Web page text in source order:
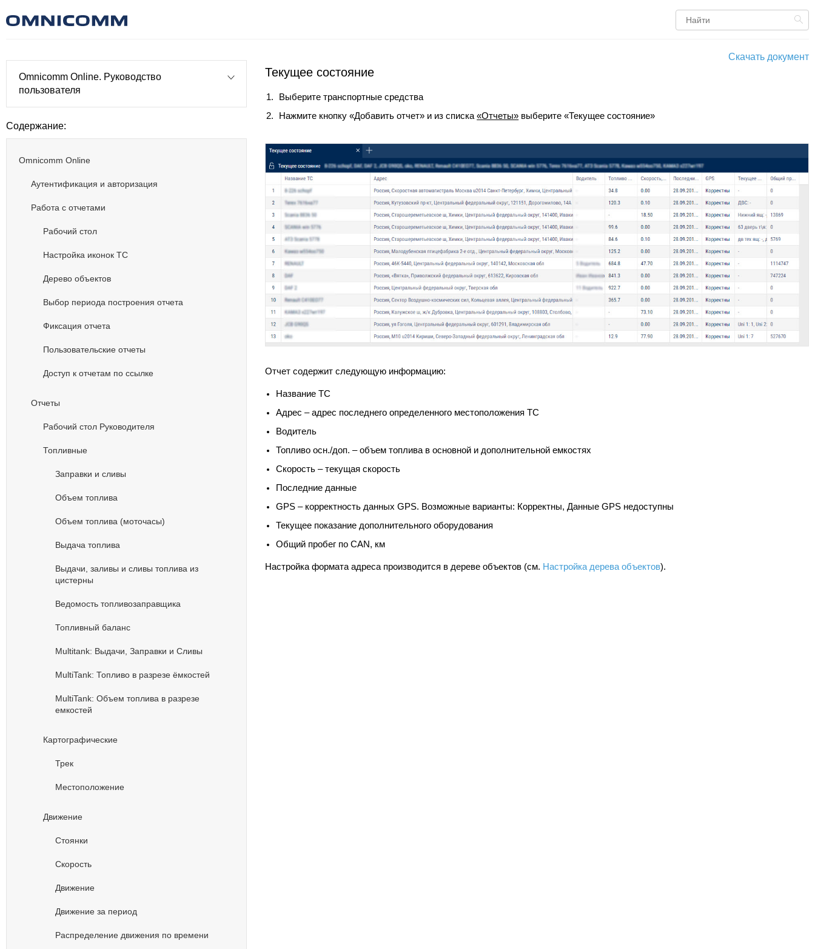
Omnicomm Online. Руководство
пользователя
Содержание:
Omnicomm Online
Аутентификация и авторизация
Работа с отчетами
Рабочий стол
Настройка иконок ТС
Дерево объектов
Выбор периода построения отчета
Фиксация отчета
Пользовательские отчеты
Доступ к отчетам по ссылке
Отчеты
Рабочий стол Руководителя
Топливные
Заправки и сливы
Объем топлива
Объем топлива (моточасы)
Выдача топлива
Выдачи, заливы и сливы топлива из
цистерны
Ведомость топливозаправщика
Топливный баланс
Multitank: Выдачи, Заправки и Сливы
MultiTank: Топливо в разрезе ёмкостей
MultiTank: Объем топлива в разрезе
емкостей
Картографические
Трек
Местоположение
Движение
Стоянки
Скорость
Движение
Движение за период
Распределение движения по времени
Скачать документ
Текущее состояние
Выберите транспортные средства
Нажмите кнопку «Добавить отчет» и из списка«Отчеты» выберите «Текущее состояние»
Отчет содержит следующую информацию:
Название ТС
Адрес – адрес последнего определенного местоположения ТС
Водитель
Топливо осн./доп. – объем топлива в основной и дополнительной емкостях
Скорость – текущая скорость
Последние данные
GPS – корректность данных GPS. Возможные варианты: Корректны, Данные GPS недоступны
Текущее показание дополнительного оборудования
Общий пробег по CAN, км
Настройка формата адреса производится в дереве объектов (см. Настройка дерева объектов).